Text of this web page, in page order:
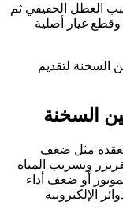
العطل الحقيقي ثم
وقطع غيار أصلية
السخنة لتقديم
السخنة
مثل ضعف
وتسريب المياه
أو ضعف أداء
الإلكترونية